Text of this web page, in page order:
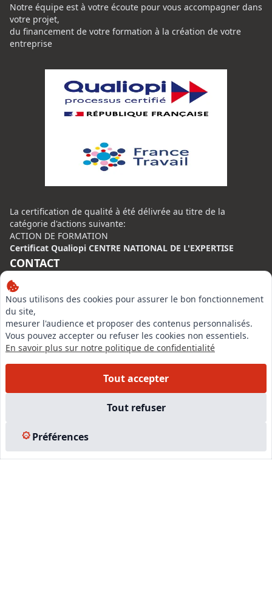
Nous utilisons des cookies pour assurer le bon fonctionnement
du site,
mesurer l'audience et proposer des contenus personnalisés.
Vous pouvez accepter ou refuser les cookies non essentiels.
En savoir plus sur notre politique de confidentialité
Tout accepter
Tout refuser
Préférences
Notre équipe est à votre écoute pour vous accompagner dans
votre projet,
du financement de votre formation à la création de votre
entreprise
La certification de qualité à été délivrée au titre de la
catégorie d'actions suivante:
ACTION DE FORMATION
Certificat Qualiopi CENTRE NATIONAL DE L'EXPERTISE
CONTACT
Centre National de l’Expertise (CNE)
20 rue Henri Regnault, 75014 Paris
N°VERT : 0800 00 80 89
Instagram
Facebook